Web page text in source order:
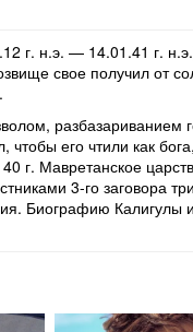
г. н.э. — 14.01.41 г.
свое получил от
его чтили как
г. Мавретанское
3-го заговора
Биографию Калигулы